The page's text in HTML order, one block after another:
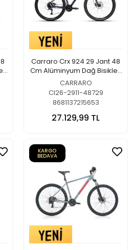
Carraro Crx 924 29 Jant 48
Cm Alüminyum Dağ Bisikleti
Parıltılı Lacivert-Bronz
CARRARO
CI26-2911-48729
8681137215653
27.129,99 TL
KARGO
BEDAVA